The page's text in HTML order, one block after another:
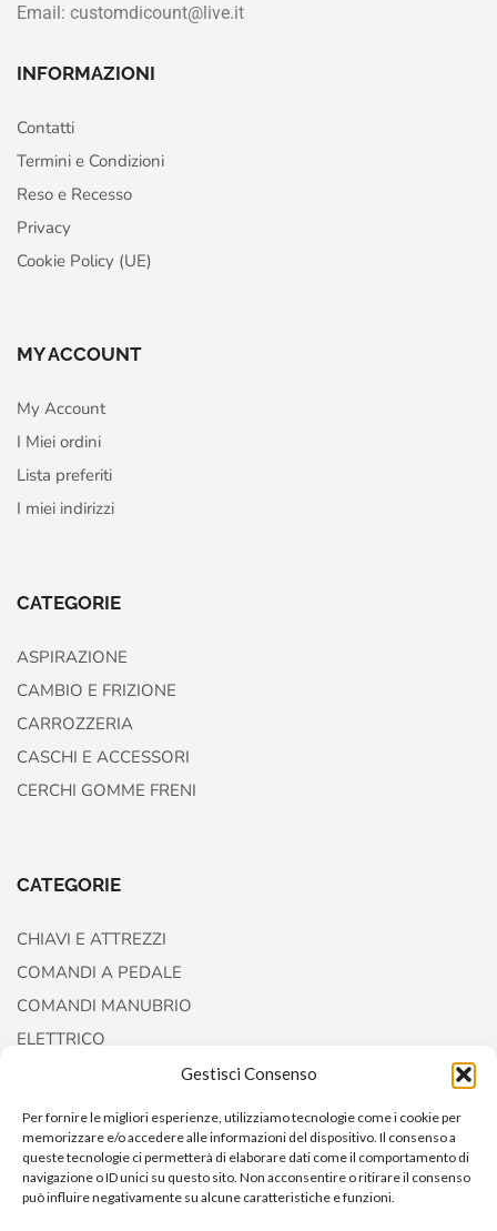
Gestisci Consenso
Per fornire le migliori esperienze, utilizziamo tecnologie come i cookie per
memorizzare e/o accedere alle informazioni del dispositivo. Il consenso a
queste tecnologie ci permetterà di elaborare dati come il comportamento di
navigazione o ID unici su questo sito. Non acconsentire o ritirare il consenso
può influire negativamente su alcune caratteristiche e funzioni.
Email: customdicount@live.it
INFORMAZIONI
Contatti
Termini e Condizioni
Reso e Recesso
Privacy
Cookie Policy (UE)
MY ACCOUNT
My Account
I Miei ordini
Lista preferiti
I miei indirizzi
CATEGORIE
ASPIRAZIONE
CAMBIO E FRIZIONE
CARROZZERIA
CASCHI E ACCESSORI
CERCHI GOMME FRENI
CATEGORIE
CHIAVI E ATTREZZI
COMANDI A PEDALE
COMANDI MANUBRIO
ELETTRICO
FORCELLE E AMMORTIZZATORI